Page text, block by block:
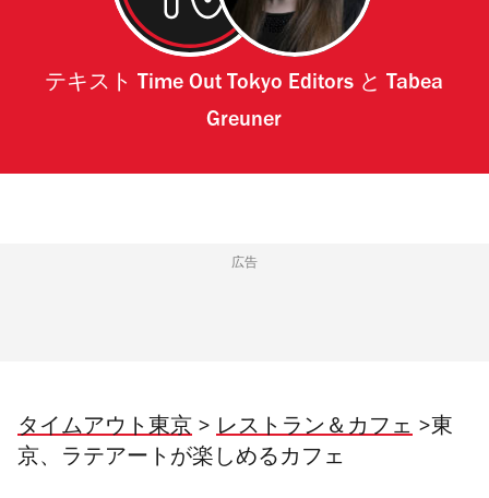
テキスト Time Out Tokyo Editors と Tabea
Greuner
広告
タイムアウト東京 > レストラン＆カフェ >東
京、ラテアートが楽しめるカフェ